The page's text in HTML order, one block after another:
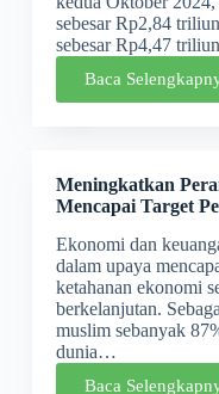
sebesar Rp2,84
sebesar Rp4,47
Baca
Meningkatkan
Mencapai Target
Ekonomi dan
dalam upaya
ketahanan ekonomi
berkelanjutan.
muslim sebanyak
dunia…
Baca